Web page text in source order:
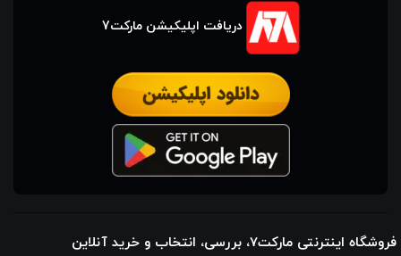
دریافت اپلیکیشن مارکت7
فروشگاه اینترنتی مارکت7، بررسی، انتخاب و خرید آنلاین